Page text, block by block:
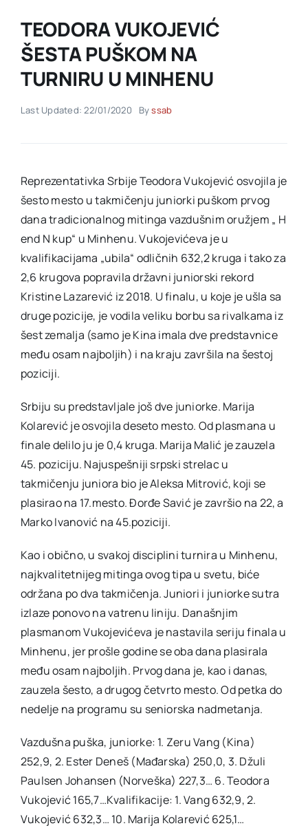
Akti SSAB
Kontakt
TEODORA VUKOJEVIĆ
ŠESTA PUŠKOM NA
TURNIRU U MINHENU
Last Updated: 22/01/2020 Byssab
Reprezentativka Srbije Teodora Vukojević osvojila je
šesto mesto u takmičenju juniorki puškom prvog
dana tradicionalnog mitinga vazdušnim oružjem „ H
end N kup“ u Minhenu. Vukojevićeva je u
kvalifikacijama „ubila“ odličnih 632,2 kruga i tako za
2,6 krugova popravila državni juniorski rekord
Kristine Lazarević iz 2018. U finalu, u koje je ušla sa
druge pozicije, je vodila veliku borbu sa rivalkama iz
šest zemalja (samo je Kina imala dve predstavnice
među osam najboljih) i na kraju završila na šestoj
poziciji.
Srbiju su predstavljale još dve juniorke. Marija
Kolarević je osvojila deseto mesto. Od plasmana u
finale delilo ju je 0,4 kruga. Marija Malić je zauzela
45. poziciju. Najuspešniji srpski strelac u
takmičenju juniora bio je Aleksa Mitrović, koji se
plasirao na 17.mesto. Đorđe Savić je završio na 22, a
Marko Ivanović na 45.poziciji.
Kao i obično, u svakoj disciplini turnira u Minhenu,
najkvalitetnijeg mitinga ovog tipa u svetu, biće
održana po dva takmičenja. Juniori i juniorke sutra
izlaze ponovo na vatrenu liniju. Današnjim
plasmanom Vukojevićeva je nastavila seriju finala u
Minhenu, jer prošle godine se oba dana plasirala
među osam najboljih. Prvog dana je, kao i danas,
zauzela šesto, a drugog četvrto mesto. Od petka do
nedelje na programu su seniorska nadmetanja.
Vazdušna puška, juniorke: 1. Zeru Vang (Kina)
252,9, 2. Ester Deneš (Mađarska) 250,0, 3. Džuli
Paulsen Johansen (Norveška) 227,3… 6. Teodora
Vukojević 165,7…Kvalifikacije: 1. Vang 632,9, 2.
Vukojević 632,3… 10. Marija Kolarević 625,1…